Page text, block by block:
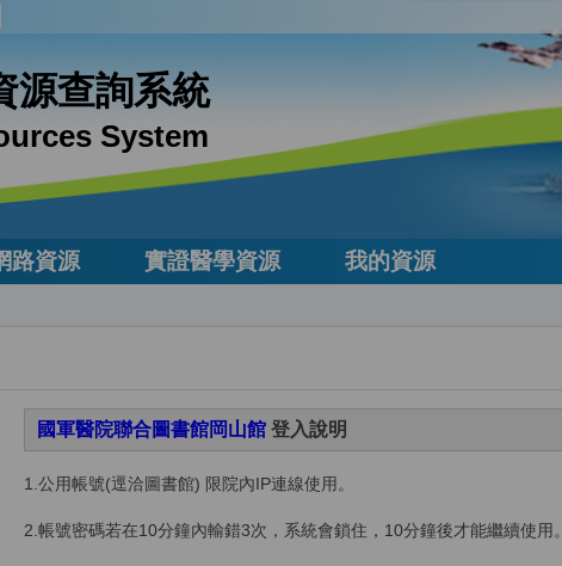
源查詢系統
System
路資源 實證醫學資源 我的資源
國軍醫院聯合圖書館岡山館 登入說明
1. 公用帳號(逕洽圖書館) 限院內IP連線使用 。
2. 帳號密碼若在10分鐘內輸錯3次，系統會鎖住，10分鐘後才能繼續使用。